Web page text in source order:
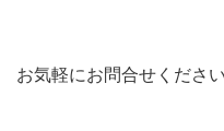
お気軽にお問合せください